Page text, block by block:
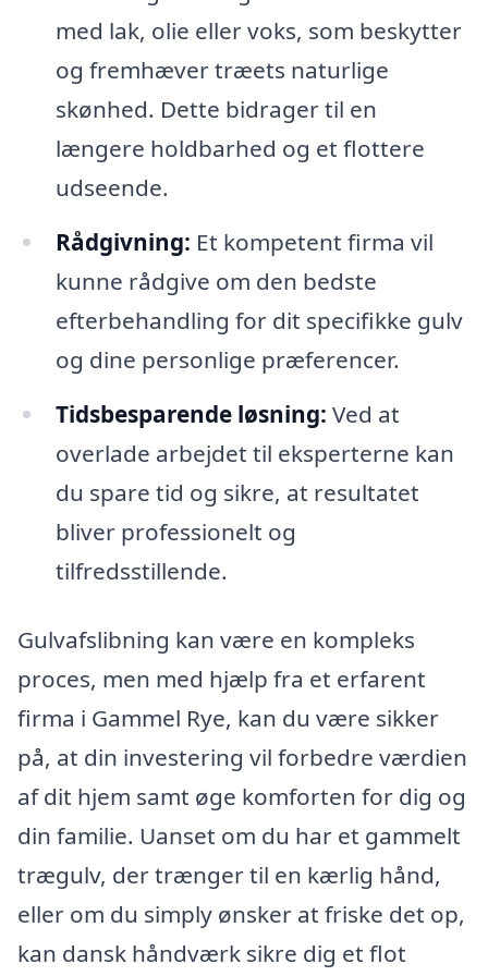
med lak, olie eller voks, som beskytter
og fremhæver træets naturlige
skønhed. Dette bidrager til en
længere holdbarhed og et flottere
udseende.
Rådgivning: Et kompetent firma vil
kunne rådgive om den bedste
efterbehandling for dit specifikke gulv
og dine personlige præferencer.
Tidsbesparende løsning: Ved at
overlade arbejdet til eksperterne kan
du spare tid og sikre, at resultatet
bliver professionelt og
tilfredsstillende.
Gulvafslibning kan være en kompleks
proces, men med hjælp fra et erfarent
firma i Gammel Rye, kan du være sikker
på, at din investering vil forbedre værdien
af dit hjem samt øge komforten for dig og
din familie. Uanset om du har et gammelt
trægulv, der trænger til en kærlig hånd,
eller om du simply ønsker at friske det op,
kan dansk håndværk sikre dig et flot